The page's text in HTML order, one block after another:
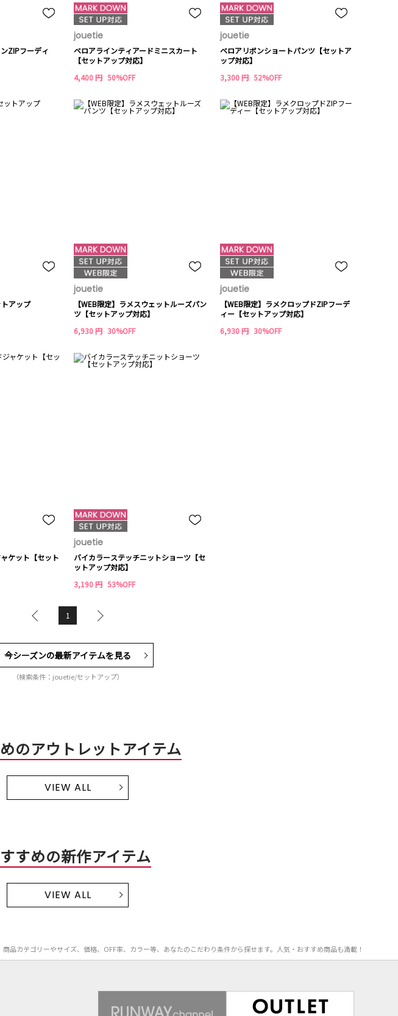
ZIPフーディ
jouetie
ベロアラインティアードミニスカート
【セットアップ対応】
4,400 円 50%OFF
jouetie
ベロアリボンショートパンツ【セットア
ップ対応】
3,300 円 52%OFF
アップ
jouetie
【WEB限定】ラメスウェットルーズパン
ツ【セットアップ対応】
6,930 円 30%OFF
jouetie
【WEB限定】ラメクロップドZIPフーデ
ィー【セットアップ対応】
6,930 円 30%OFF
ケット【セット
jouetie
バイカラーステッチニットショーツ【セ
ットアップ対応】
3,190 円 53%OFF
1
今シーズンの最新アイテムを見る
（検索条件：jouetie/セットアップ）
のアウトレットアイテム
VIEW ALL
すめの新作アイテム
VIEW ALL
カテゴリーやサイズ、価格、OFF率、カラー等、あなたのこだわり条件から探せます。人気・おすすめ商品も満載！